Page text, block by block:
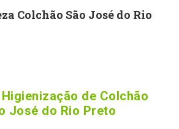
Colchão São José do Rio
de Colchão
José do Rio Preto